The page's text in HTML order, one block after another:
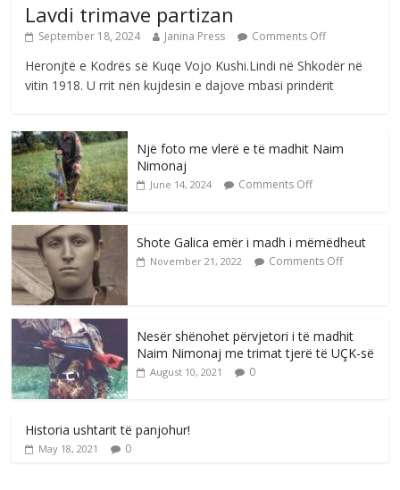
Lavdi trimave partizan
September 18, 2024 Janina Press Comments Off
Heronjtë e Kodrës së Kuqe Vojo Kushi.Lindi në Shkodër në
vitin 1918. U rrit nën kujdesin e dajove mbasi prindërit
Një foto me vlerë e të madhit Naim
Nimonaj
June 14, 2024 Comments Off
Shote Galica emër i madh i mëmëdheut
November 21, 2022 Comments Off
Nesër shënohet përvjetori i të madhit
Naim Nimonaj me trimat tjerë të UÇK-së
August 10, 2021 0
Historia ushtarit të panjohur!
May 18, 2021 0